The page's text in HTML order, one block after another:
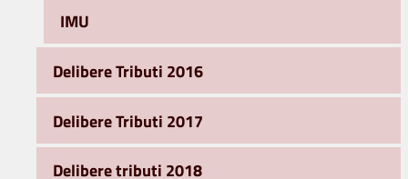
IMU
Delibere Tributi 2016
Delibere Tributi 2017
Delibere tributi 2018